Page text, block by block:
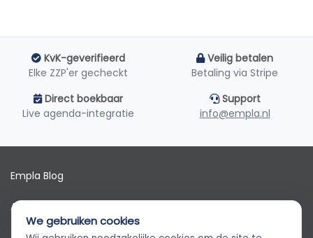
KvK-geverifieerd
Elke ZZP'er gecheckt
Veilig betalen
Betaling via Stripe
Direct boekbaar
Live agenda-integratie
Support
info@empla.nl
Empla Blog
Algemene voorwaarden
We gebruiken cookies